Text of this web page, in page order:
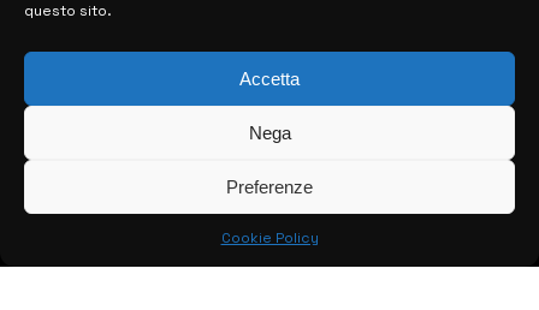
questo sito.
Accetta
Nega
Preferenze
Cookie Policy
> NOTIZIE
> CONTATTI